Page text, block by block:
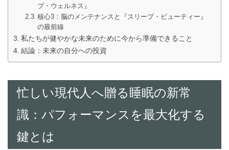
プ・ウェルネス』
核心3：脳のメンテナンスと『スリープ・ビューティー』
の最前線
私たちが健やかな未来のために今から準備できること
結論：未来の自分への投資
忙しい現代人へ贈る睡眠の新常
識：パフォーマンスを最大化する
鍵とは